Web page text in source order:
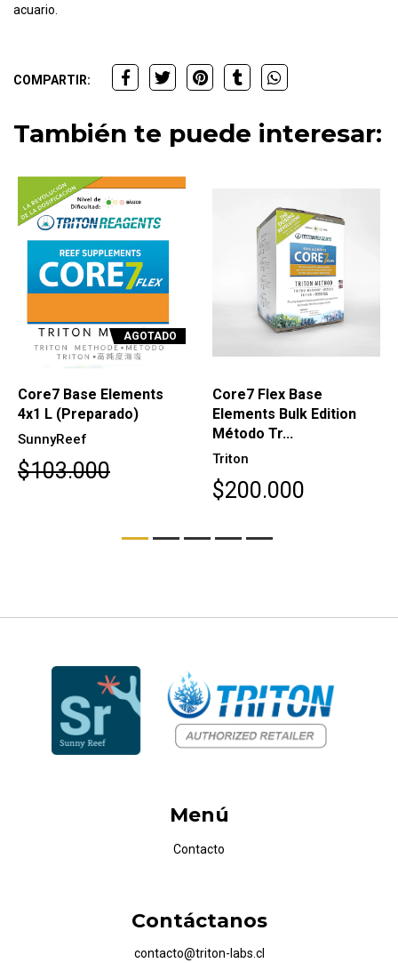
acuario.
COMPARTIR:
También te puede interesar:
AGOTADO
Core7 Base Elements
4x1 L (Preparado)
SunnyReef
$103.000
Core7 Flex Base
Elements Bulk Edition
Método Tr...
Triton
$200.000
Menú
Contacto
Contáctanos
contacto@triton-labs.cl